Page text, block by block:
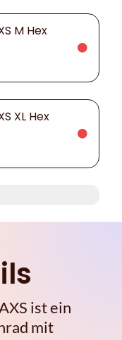
M Hex
XL Hex
ist ein
mit